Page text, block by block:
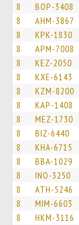
8 BOP-3408
8 AHM-3867
8 KPK-1830
8 APM-7008
8 KEZ-2050
8 KXE-6143
8 KZM-8200
8 KAP-1408
8 MEZ-1730
8 BIZ-6440
8 KHA-6715
8 BBA-1029
8 INO-3250
8 ATH-5246
8 MIM-6603
8 HKM-3116